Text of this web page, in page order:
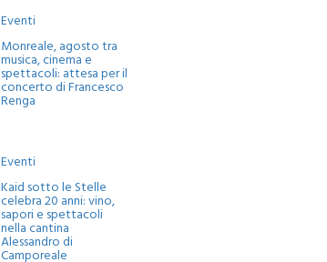
Eventi
Monreale, agosto tra
musica, cinema e
spettacoli: attesa per il
concerto di Francesco
Renga
Eventi
Kaid sotto le Stelle
celebra 20 anni: vino,
sapori e spettacoli
nella cantina
Alessandro di
Camporeale